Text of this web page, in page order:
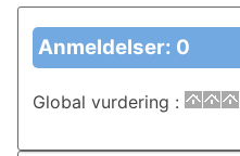
Anmeldelser: 0
Global vurdering :